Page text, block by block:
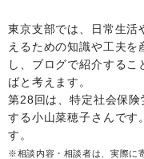
東京支部では、日常生活
えるための知識や工夫を
し、ブログで紹介する
ばと考えます。
第28回は、特定社会保
する小山菜穂子さんです
す。
※相談内容・相談者は、実際に